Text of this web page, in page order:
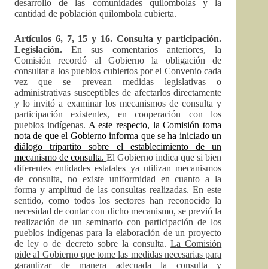
desarrollo de las comunidades quilombolas y la
cantidad de población quilombola cubierta.
Artículos 6, 7, 15 y 16. Consulta y participación.
Legislación.En sus comentarios anteriores, la
Comisión recordó al Gobierno la obligación de
consultar a los pueblos cubiertos por el Convenio cada
vez que se prevean medidas legislativas o
administrativas susceptibles de afectarlos directamente
y lo invitó a examinar los mecanismos de consulta y
participación existentes, en cooperación con los
pueblos indígenas. A este respecto, la Comisión toma
nota de que el Gobierno informa que se ha iniciado un
diálogo tripartito sobre el establecimiento de un
mecanismo de consulta.El Gobierno indica que si bien
diferentes entidades estatales ya utilizan mecanismos
de consulta, no existe uniformidad en cuanto a la
forma y amplitud de las consultas realizadas. En este
sentido, como todos los sectores han reconocido la
necesidad de contar con dicho mecanismo, se previó la
realización de un seminario con participación de los
pueblos indígenas para la elaboración de un proyecto
de ley o de decreto sobre la consulta.La Comisión
pide al Gobierno que tome las medidas necesarias para
garantizar de manera adecuada la consulta y